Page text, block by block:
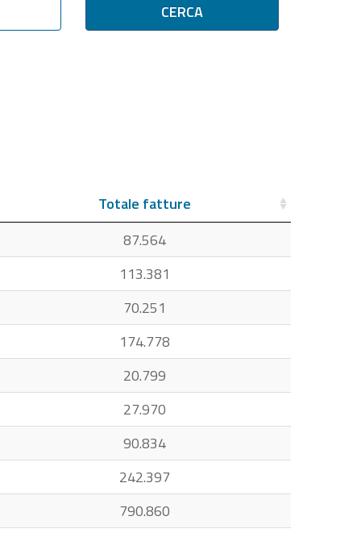
CERCA
Totale fatture
87.564
113.381
70.251
174.778
20.799
27.970
90.834
242.397
790.860